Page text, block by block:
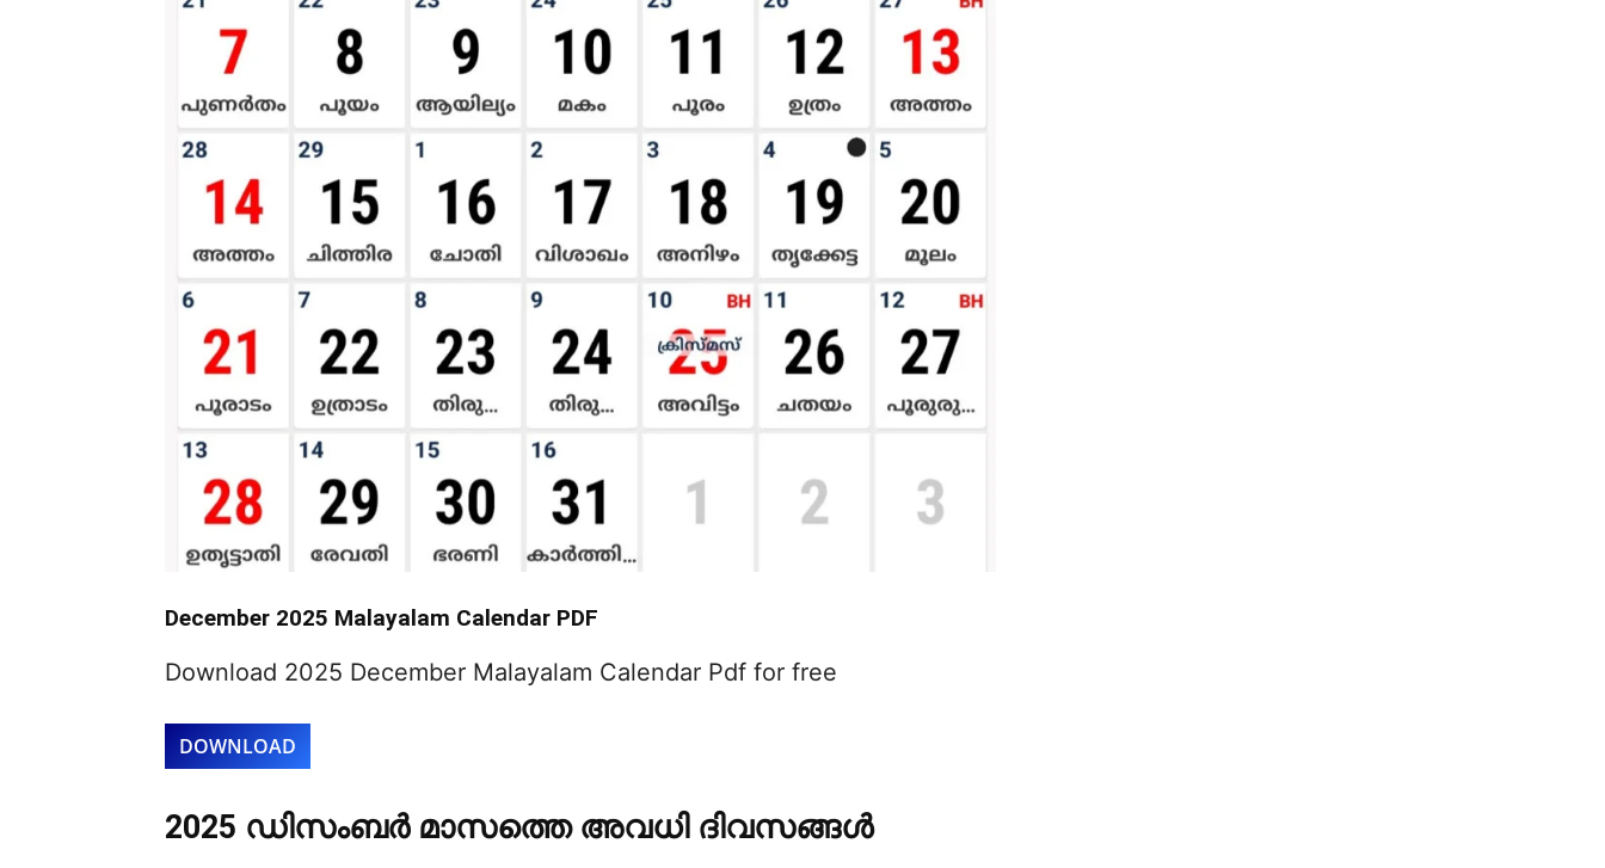
December 2025 Malayalam Calendar PDF
Download 2025 December Malayalam Calendar Pdf for free
DOWNLOAD
2025 ഡിസംബർ മാസത്തെ അവധി ദിവസങ്ങൾ